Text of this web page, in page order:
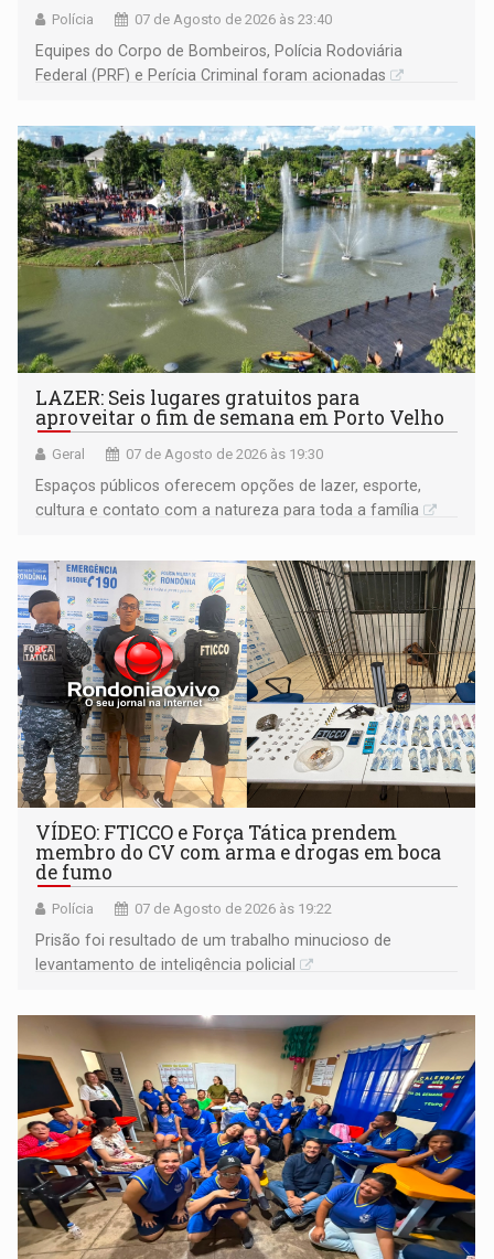
Polícia 07 de Agosto de 2026 às 23:40
Equipes do Corpo de Bombeiros, Polícia Rodoviária
Federal (PRF) e Perícia Criminal foram acionadas
LAZER: Seis lugares gratuitos para
aproveitar o fim de semana em Porto Velho
Geral 07 de Agosto de 2026 às 19:30
Espaços públicos oferecem opções de lazer, esporte,
cultura e contato com a natureza para toda a família
VÍDEO: FTICCO e Força Tática prendem
membro do CV com arma e drogas em boca
de fumo
Polícia 07 de Agosto de 2026 às 19:22
Prisão foi resultado de um trabalho minucioso de
levantamento de inteligência policial